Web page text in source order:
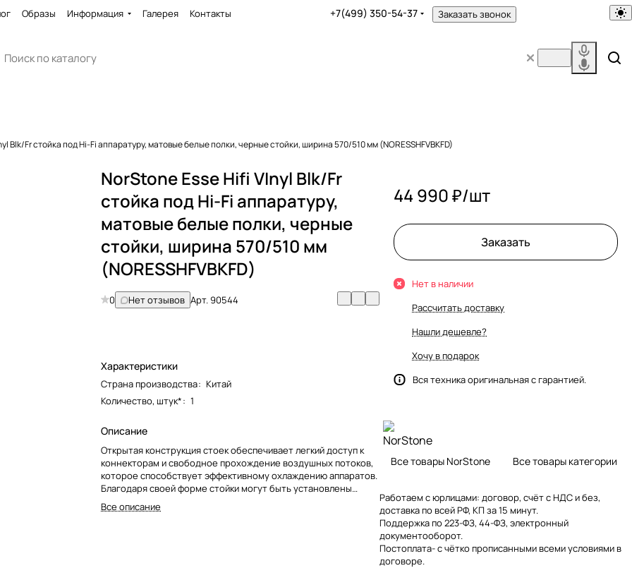
Образы Информация Галерея Контакты +7(499) 350-54-37 Заказать звонок
Blk/Fr стойка под Hi-Fi аппаратуру, матовые белые полки, черные стойки, ширина 570/510 мм (NORESSHFVBKFD)
NorStone Esse Hifi VInyl Blk/Fr
стойка под Hi-Fi аппаратуру,
матовые белые полки, черные
стойки, ширина 570/510 мм
(NORESSHFVBKFD)
0 Нет отзывов Арт.90544
Характеристики
Страна производства: Китай
Количество, штук*: 1
Описание
Открытая конструкция стоек обеспечивает легкий доступ к
коннекторам и свободное прохождение воздушных потоков,
которое способствует эффективному охлаждению аппаратов.
Благодаря своей форме стойки могут быть установлены
вдоль стены, в углах комнаты, на свободном пространстве.
Они абсолютно устойчивы и позволяют размещать на них
Все описание
44 990 ₽/шт
Заказать
Нет в наличии
Рассчитать доставку
Нашли дешевле?
Хочу в подарок
Вся техника оригинальная с гарантией.
Все товары NorStone Все товары категории
Работаем с юрлицами: договор, счёт с НДС и без,
доставка по всей РФ, КП за 15 минут.
Поддержка по 223-ФЗ, 44-ФЗ, электронный
документооборот.
Постоплата- с чётко прописанными всеми условиями в
договоре.